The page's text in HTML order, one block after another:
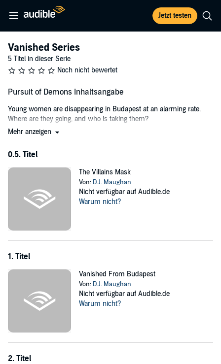
Jetzt testen
Vanished Series
5 Titel in dieser Serie
Noch nicht bewertet
Pursuit of Demons Inhaltsangabe
Young women are disappearing in Budapest at an alarming rate.
Where are they going, and who is taking them?
Peter Andrassy, a retired NYC detective, has reluctantly accepted a
returned to Hungary to avoid violent crimes against women, and
He’s at a crossroads when a young woman comes to him pleading
for help. Her best friend has disappeared under mysterious
circumstances. When Zsuzsa, the intoxicating bartender he’s
developed feelings for, offers to help. He knows he’s walking a
trust the other members of the task force?
missing women and uncover the truth.
©2023 D.J. Maughan (P)2023 D.J. Maughan
Mehr anzeigen
0.5. Titel
The Villains Mask
Von: D.J. Maughan
Nicht verfügbar auf Audible.de
Warum nicht?
1. Titel
Vanished From Budapest
Von: D.J. Maughan
Nicht verfügbar auf Audible.de
Warum nicht?
2. Titel